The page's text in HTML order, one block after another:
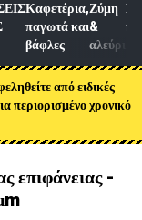
Καφετέρια,
παγωτά και
βάφλες
Ζύμη
&
αλεύρι
από ειδικές
περιορισμένο χρονικό
επιφάνειας -